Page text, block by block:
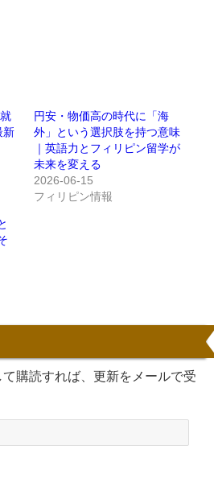
新
円安・物価高の時代に「海
外」という選択肢を持つ意味
｜英語力とフィリピン留学が
未来を変える
2026-06-15
フィリピン情報
購読すれば、更新をメールで受